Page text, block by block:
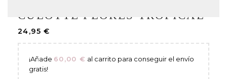
CULOTTE FLORES TROPICAL
24,95€
¡Añade 60,00 € al carrito para conseguir el envío
gratis!